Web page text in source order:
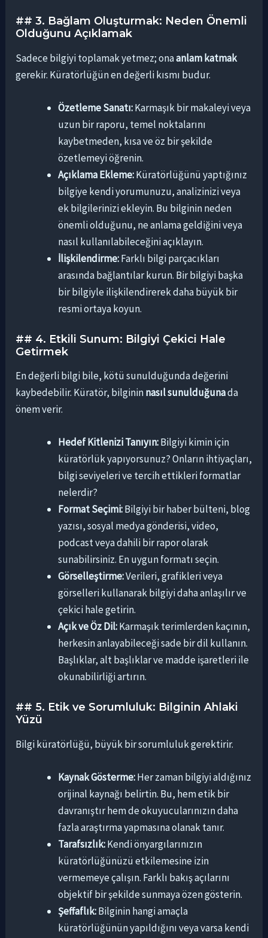
## 3. Bağlam Oluşturmak: Neden Önemli
Olduğunu Açıklamak
Sadece bilgiyi toplamak yetmez; onaanlam katmak
gerekir. Küratörlüğün en değerli kısmı budur.
Özetleme Sanatı:Karmaşık bir makaleyi veya
uzun bir raporu, temel noktalarını
kaybetmeden, kısa ve öz bir şekilde
özetlemeyi öğrenin.
Açıklama Ekleme:Küratörlüğünü yaptığınız
bilgiye kendi yorumunuzu, analizinizi veya
ek bilgilerinizi ekleyin. Bu bilginin neden
önemli olduğunu, ne anlama geldiğini veya
nasıl kullanılabileceğini açıklayın.
İlişkilendirme:Farklı bilgi parçacıkları
arasında bağlantılar kurun. Bir bilgiyi başka
bir bilgiyle ilişkilendirerek daha büyük bir
resmi ortaya koyun.
## 4. Etkili Sunum: Bilgiyi Çekici Hale
Getirmek
En değerli bilgi bile, kötü sunulduğunda değerini
kaybedebilir. Küratör, bilgininnasıl sunulduğunada
önem verir.
Hedef Kitlenizi Tanıyın:Bilgiyi kimin için
küratörlük yapıyorsunuz? Onların ihtiyaçları,
bilgi seviyeleri ve tercih ettikleri formatlar
nelerdir?
Format Seçimi:Bilgiyi bir haber bülteni, blog
yazısı, sosyal medya gönderisi, video,
podcast veya dahili bir rapor olarak
sunabilirsiniz. En uygun formatı seçin.
Görselleştirme:Verileri, grafikleri veya
görselleri kullanarak bilgiyi daha anlaşılır ve
çekici hale getirin.
Açık ve Öz Dil:Karmaşık terimlerden kaçının,
herkesin anlayabileceği sade bir dil kullanın.
Başlıklar, alt başlıklar ve madde işaretleri ile
okunabilirliği artırın.
## 5. Etik ve Sorumluluk: Bilginin Ahlaki
Yüzü
Bilgi küratörlüğü, büyük bir sorumluluk gerektirir.
Kaynak Gösterme:Her zaman bilgiyi aldığınız
orijinal kaynağı belirtin. Bu, hem etik bir
davranıştır hem de okuyucularınızın daha
fazla araştırma yapmasına olanak tanır.
Tarafsızlık:Kendi önyargılarınızın
küratörlüğünüzü etkilemesine izin
vermemeye çalışın. Farklı bakış açılarını
objektif bir şekilde sunmaya özen gösterin.
Şeffaflık:Bilginin hangi amaçla
küratörlüğünün yapıldığını veya varsa kendi